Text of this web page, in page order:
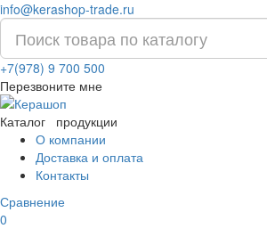
info@kerashop-trade.ru
+7(978) 9 700 500
Перезвоните мне
Каталог
продукции
О компании
Доставка и оплата
Контакты
Сравнение
0